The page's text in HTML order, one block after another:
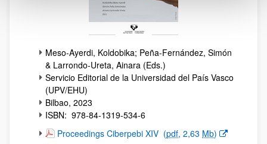
Meso-Ayerdi, Koldobika; Peña-Fernández, Simón
& Larrondo-Ureta, Ainara (Eds.)
Servicio Editorial de la Universidad del País Vasco
(UPV/EHU)
Bilbao, 2023
ISBN: 978-84-1319-534-6
(Opens New Window)
Proceedings Ciberpebi XIV (pdf, 2,63 Mb)